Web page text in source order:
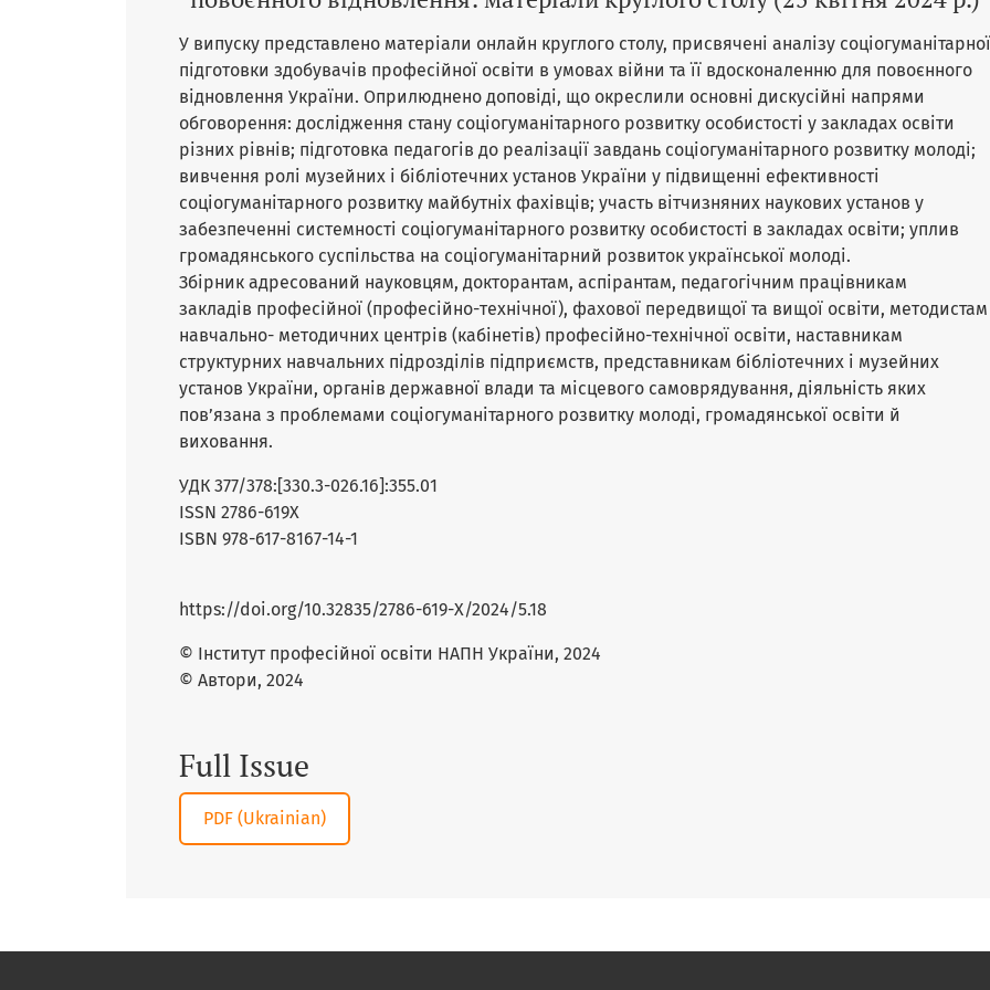
У випуску представлено матеріали онлайн круглого столу, присвячені аналізу соціогуманітарної
підготовки здобувачів професійної освіти в умовах війни та її вдосконаленню для повоєнного
відновлення України. Оприлюднено доповіді, що окреслили основні дискусійні напрями
обговорення: дослідження стану соціогуманітарного розвитку особистості у закладах освіти
різних рівнів; підготовка педагогів до реалізації завдань соціогуманітарного розвитку молоді;
вивчення ролі музейних і бібліотечних установ України у підвищенні ефективності
соціогуманітарного розвитку майбутніх фахівців; участь вітчизняних наукових установ у
забезпеченні системності соціогуманітарного розвитку особистості в закладах освіти; уплив
громадянського суспільства на соціогуманітарний розвиток української молоді.
Збірник адресований науковцям, докторантам, аспірантам, педагогічним працівникам
закладів професійної (професійно-технічної), фахової передвищої та вищої освіти, методистам
навчально- методичних центрів (кабінетів) професійно-технічної освіти, наставникам
структурних навчальних підрозділів підприємств, представникам бібліотечних і музейних
установ України, органів державної влади та місцевого самоврядування, діяльність яких
пов’язана з проблемами соціогуманітарного розвитку молоді, громадянської освіти й
виховання.
УДК 377/378:[330.3-026.16]:355.01
ISSN 2786-619Х
ISBN 978-617-8167-14-1
https://doi.org/10.32835/2786-619-Х/2024/5.18
© Інститут професійної освіти НАПН України, 2024
© Автори, 2024
Full Issue
Requires Subscription
PDF (Ukrainian)